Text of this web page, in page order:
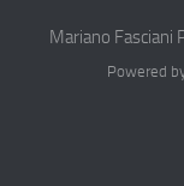
Mariano Fasciani
Powered